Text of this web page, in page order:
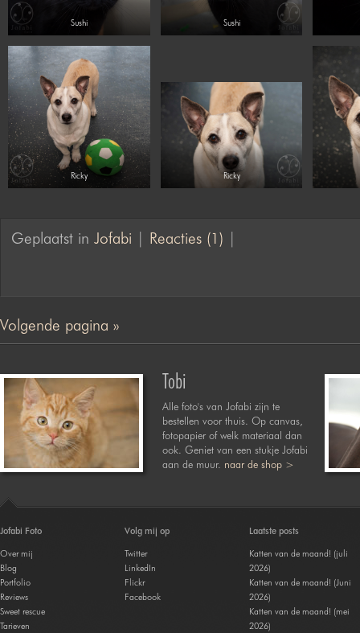
Sushi Sushi
Ricky Ricky
Geplaatst in Jofabi Reacties (1)
Volgende pagina »
Tobi
Alle foto's van Jofabi zijn te
bestellen voor thuis. Op canvas,
fotopapier of welk materiaal dan
ook. Geniet van een stukje Jofabi
aan de muur. naar de shop >
Jofabi Foto
Over mij
Blog
Portfolio
Reviews
Sweet rescue
Tarieven
Volg mij op
Twitter
LinkedIn
Flickr
Facebook
Laatste posts
Katten van de maand! (juli
2026)
Katten van de maand! (Juni
2026)
Katten van de maand! (mei
2026)